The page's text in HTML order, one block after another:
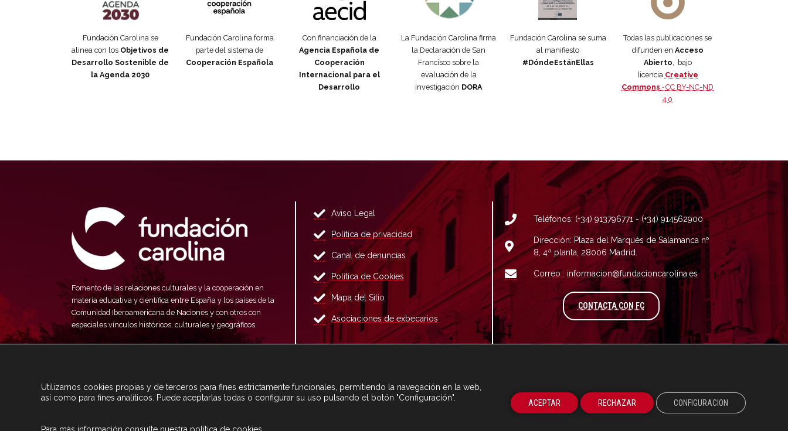
Fundación Carolina se
alinea con los Objetivos de
Desarrollo Sostenible de
la Agenda 2030
Fundación Carolina forma
parte del sistema de
Cooperación Española
Con financiación de la
Agencia Española de
Cooperación
Internacional para el
Desarrollo
La Fundación Carolina firma
la Declaración de San
Francisco sobre la
evaluación de la
investigación DORA
Fundación Carolina se suma
al manifiesto
#DóndeEstánEllas
Todas las publicaciones se
difunden en Acceso
Abierto , bajo
licencia Creative
Commons ·CC BY-NC-ND
4.0
Fomento de las relaciones culturales y la cooperación en
materia educativa y científica entre España y los países de la
Comunidad Iberoamericana de Naciones y con otros con
especiales vínculos históricos, culturales y geográficos.
Aviso Legal
Política de privacidad
Canal de denuncias
Política de Cookies
Mapa del Sitio
Asociaciones de exbecarios
Teléfonos: (+34) 913796771 - (+34) 914562900
Dirección: Plaza del Marqués de Salamanca nº
8, 4ª planta, 28006 Madrid.
Correo : informacion@fundacioncarolina.es
CONTACTA CON FCA TRAVÉS DEL FORMULARIO DE
Utilizamos cookies propias y de terceros para fines estrictamente funcionales, permitiendo la navegación en la web,
así como para fines analíticos. Puede aceptarlas todas o configurar su uso pulsando el botón "Configuración".
ACEPTAR RECHAZAR CONFIGURACION